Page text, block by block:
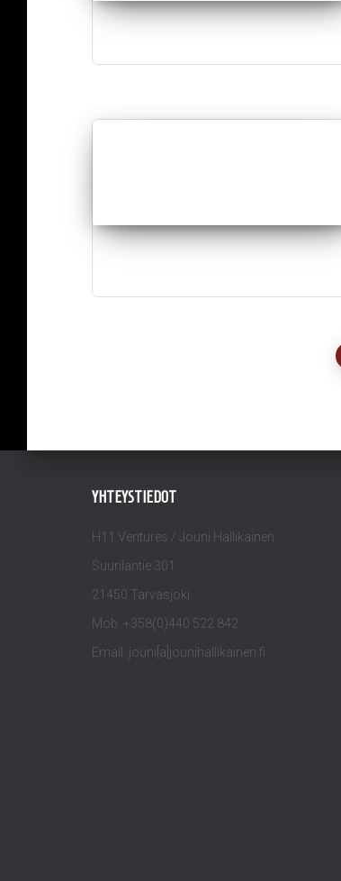
YHTEYSTIEDOT
H11 Ventures / Jouni Hallikainen
Suurilantie 301
21450 Tarvasjoki
Mob. +358(0)440 522 842
Email. jouni[a]jounihallikainen.fi